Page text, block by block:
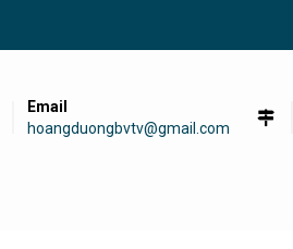
Email
hoangduongbvtv@gmail.com